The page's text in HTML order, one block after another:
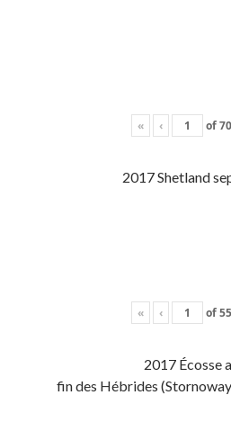
« ‹ of70
2017 Shetland
« ‹ of55
2017 Écosse
fin des Hébrides